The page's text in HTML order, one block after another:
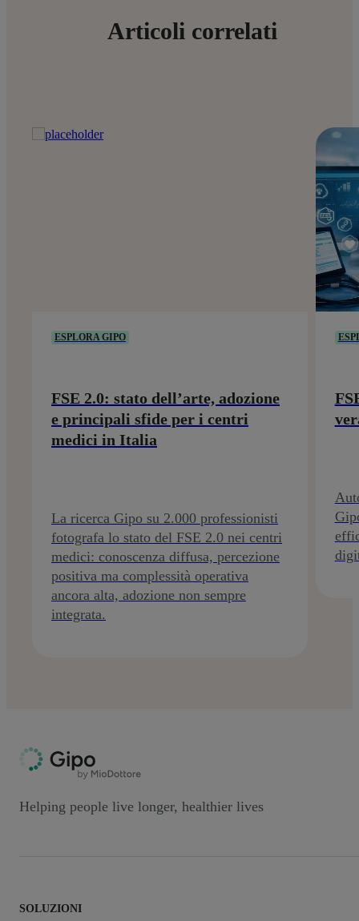
Articoli correlati
ESPLORA GIPO
FSE 2.0: stato dell’arte, adozione
e principali sfide per i centri
medici in Italia
La ricerca Gipo su 2.000 professionisti
fotografa lo stato del FSE 2.0 nei centri
medici: conoscenza diffusa, percezione
positiva ma complessità operativa
ancora alta, adozione non sempre
integrata.
Helping people live longer, healthier lives
SOLUZIONI